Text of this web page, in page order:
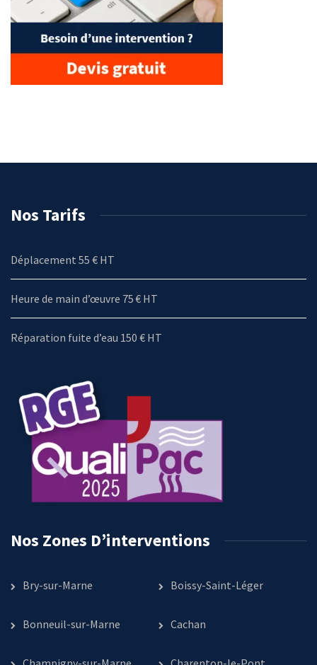
Nos Tarifs
Déplacement 55 € HT
Heure de main d’œuvre 75 € HT
Réparation fuite d’eau 150 € HT
Nos Zones D’interventions
Bry-sur-Marne Boissy-Saint-Léger
Bonneuil-sur-Marne Cachan